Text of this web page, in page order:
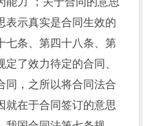
表示真实是合同生效的
七条、第四十八条、第
了效力待定的合同、
同，之所以将合同法合
就在于合同签订的意思